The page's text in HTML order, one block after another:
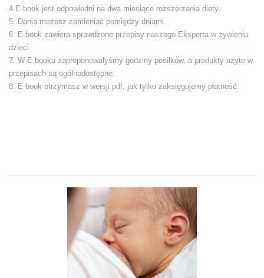
4.E-book jest odpowiedni na dwa miesiące rozszerzania diety.
5. Dania możesz zamieniać pomiędzy dniami.
6. E-book zawiera sprawdzone przepisy naszego Eksperta w żywieniu
dzieci.
7. W E-booku zaproponowałyśmy godziny posiłków, a produkty użyte w
przepisach są ogólnodostępne.
8. E-book otrzymasz w wersji pdf, jak tylko zaksięgujemy płatność.